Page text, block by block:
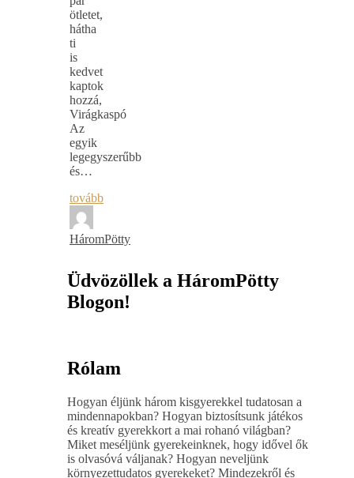
ötletet,
hátha
ti
is
kedvet
kaptok
hozzá,
Virágkaspó
Az
egyik
legegyszerűbb
és…
tovább
HáromPötty
Üdvözöllek a HáromPötty
Blogon!
Rólam
Hogyan éljünk három kisgyerekkel tudatosan a
mindennapokban? Hogyan biztosítsunk játékos
és kreatív gyerekkort a mai rohanó világban?
Miket meséljünk gyerekeinknek, hogy idővel ők
is olvasóvá váljanak? Hogyan neveljünk
környezettudatos gyerekeket? Mindezekről és